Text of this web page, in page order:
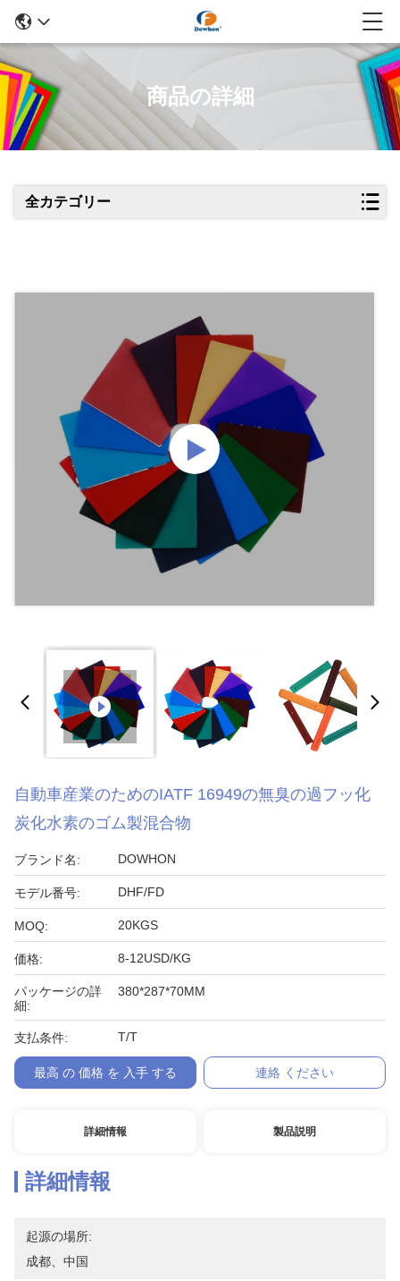
商品の詳細
全カテゴリー
自動車産業のためのIATF 16949の無臭の過フッ化
炭化水素のゴム製混合物
ブランド名: DOWHON
モデル番号: DHF/FD
MOQ: 20KGS
価格: 8-12USD/KG
パッケージの詳
細:
380*287*70MM
支払条件: T/T
最高 の 価格 を 入手 する 連絡 ください
詳細情報 製品説明
詳細情報
起源の場所:
成都、中国